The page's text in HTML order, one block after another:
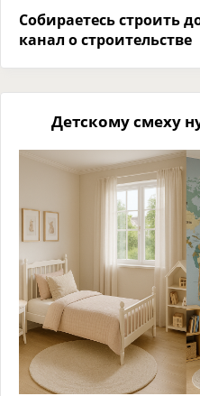
Собираетесь строить
канал о строительстве
Детскому смеху